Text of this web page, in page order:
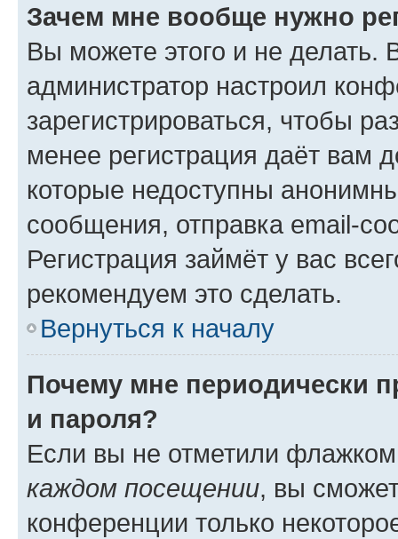
Зачем мне вообще нужно
Вы можете этого и не делать.
администратор настроил
зарегистрироваться, чтобы
менее регистрация даёт вам
которые недоступны
сообщения, отправка email-
Регистрация займёт у вас
рекомендуем это сделать.
Вернуться к началу
Почему мне периодически
и пароля?
Если вы не отметили
каждом посещении, вы
конференции только